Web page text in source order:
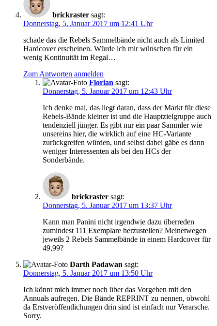
brickraster sagt:
Donnerstag, 5. Januar 2017 um 12:41 Uhr
schade das die Rebels Sammelbände nicht auch als Limited
Hardcover erscheinen. Würde ich mir wünschen für ein
wenig Kontinuität im Regal…
Zum Antworten anmelden
Florian sagt:
Donnerstag, 5. Januar 2017 um 12:43 Uhr
Ich denke mal, das liegt daran, dass der Markt für diese
Rebels-Bände kleiner ist und die Hauptzielgruppe auch
tendenziell jünger. Es gibt nur ein paar Sammler wie
unsereins hier, die wirklich auf eine HC-Variante
zurückgreifen würden, und selbst dabei gäbe es dann
weniger Interessenten als bei den HCs der
Sonderbände.
brickraster sagt:
Donnerstag, 5. Januar 2017 um 13:37 Uhr
Kann man Panini nicht irgendwie dazu überreden
zumindest 111 Exemplare herzustellen? Meinetwegen
jeweils 2 Rebels Sammelbände in einem Hardcover für
49,99?
Darth Padawan sagt:
Donnerstag, 5. Januar 2017 um 13:50 Uhr
Ich könnt mich immer noch über das Vorgehen mit den
Annuals aufregen. Die Bände REPRINT zu nennen, obwohl
da Erstveröffentlichungen drin sind ist einfach nur Verarsche.
Sorry.